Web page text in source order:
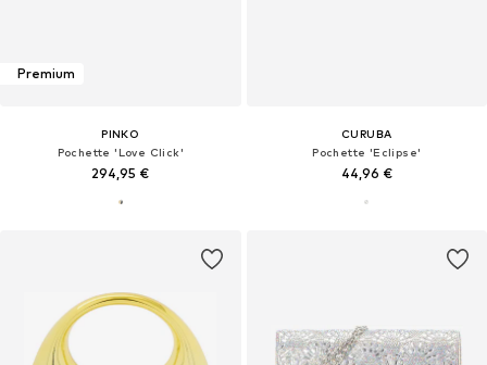
Premium
PINKO
Pochette 'Love Click'
294,95 €
CURUBA
Pochette 'Eclipse'
44,96 €